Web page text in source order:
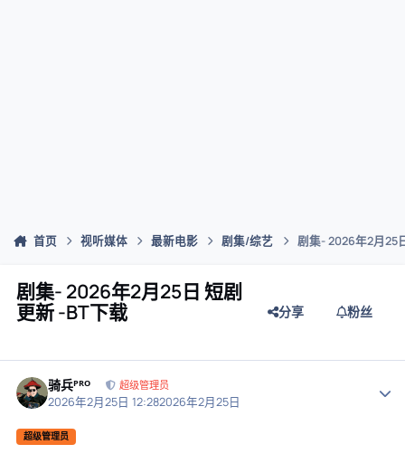
首页 视听媒体 最新电影 剧集/综艺 剧集- 2026年2月25
剧集- 2026年2月25日 短剧
更新 -BT下载
分享 粉丝
骑兵ᴾᴿᴼ 超级管理员
2026年2月25日 12:282026年2月25日
超级管理员